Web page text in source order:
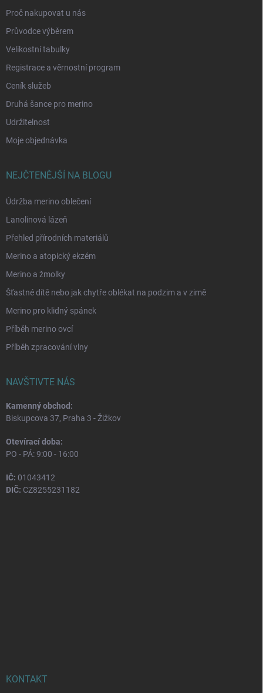
Proč nakupovat u nás
Průvodce výběrem
Velikostní tabulky
Registrace a věrnostní program
Ceník služeb
Druhá šance pro merino
Udržitelnost
Moje objednávka
NEJČTENĚJŠÍ NA BLOGU
Údržba merino oblečení
Lanolinová lázeň
Přehled přírodních materiálů
Merino a atopický ekzém
Merino a žmolky
Šťastné dítě nebo jak chytře oblékat na podzim a v zimě
Merino pro klidný spánek
Příběh merino ovcí
Příběh zpracování vlny
NAVŠTIVTE NÁS
Kamenný obchod:
Biskupcova 37, Praha 3 - Žižkov
Otevírací doba:
PO - PÁ: 9:00 - 16:00
IČ: 01043412
DIČ: CZ8255231182
KONTAKT